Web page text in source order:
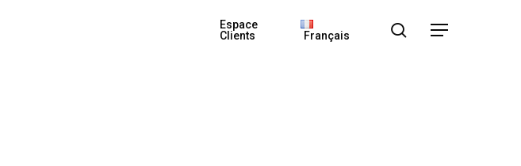
Espace
Clients
Français search
Menu